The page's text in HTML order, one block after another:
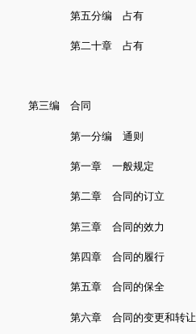
第五分编 占有
第二十章 占有
第三编 合同
第一分编 通则
第一章 一般规定
第二章 合同的订立
第三章 合同的效力
第四章 合同的履行
第五章 合同的保全
第六章 合同的变更和转让